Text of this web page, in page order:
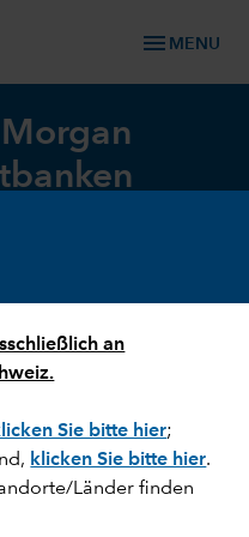
an
Sie bitte hier;
klicken Sie bitte hier.
Länder finden
menu MENU
Morgan, der
und gültige Liste der